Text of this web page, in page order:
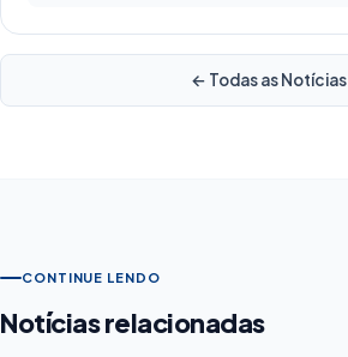
← Todas as Notícias
CONTINUE LENDO
Notícias relacionadas